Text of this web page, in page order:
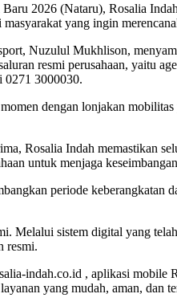
2026 (Nataru), Rosalia
yang ingin
Nuzulul Mukhlison,
resmi perusahaan, yaitu
0271 3000030.
dengan lonjakan
Rosalia Indah memastikan
untuk menjaga
periode
Melalui sistem digital yang
resmi.
indah.co.id , aplikasi
yang mudah, aman, dan